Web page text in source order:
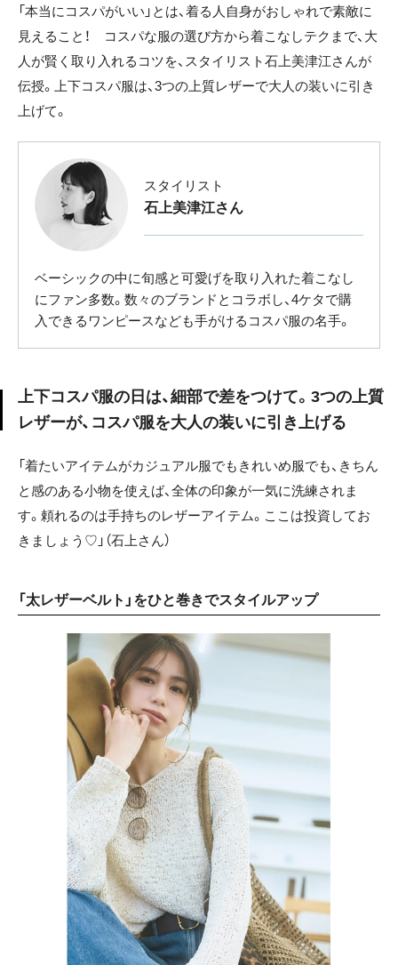
「本当にコスパがいい」とは、着る人自身がおしゃれで素敵に
見えること！ コスパな服の選び方から着こなしテクまで、大
人が賢く取り入れるコツを、スタイリスト石上美津江さんが
伝授。上下コスパ服は、3つの上質レザーで大人の装いに引き
上げて。
スタイリスト
石上美津江さん
ベーシックの中に旬感と可愛げを取り入れた着こなし
にファン多数。数々のブランドとコラボし、4ケタで購
入できるワンピースなども手がけるコスパ服の名手。
上下コスパ服の日は、細部で差をつけて。3つの上質
レザーが、コスパ服を大人の装いに引き上げる
「着たいアイテムがカジュアル服でもきれいめ服でも、きちん
と感のある小物を使えば、全体の印象が一気に洗練されま
す。頼れるのは手持ちのレザーアイテム。ここは投資してお
きましょう♡」（石上さん）
「太レザーベルト」をひと巻きでスタイルアップ